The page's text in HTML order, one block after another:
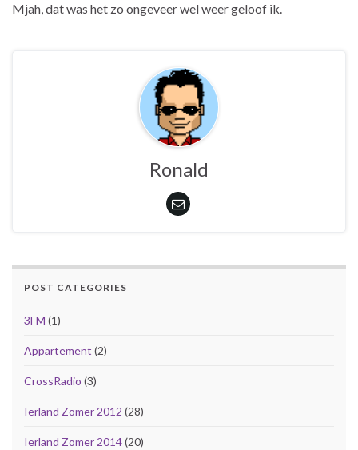
Mjah, dat was het zo ongeveer wel weer geloof ik.
Ronald
POST CATEGORIES
3FM (1)
Appartement (2)
CrossRadio (3)
Ierland Zomer 2012 (28)
Ierland Zomer 2014(20)